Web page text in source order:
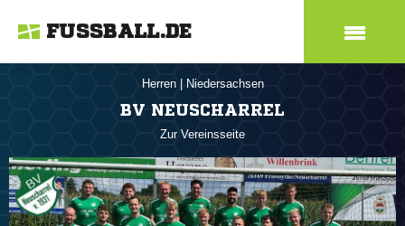
FUSSBALL.DE
Herren Niedersachsen
BV NEUSCHARREL
Zur Vereinsseite